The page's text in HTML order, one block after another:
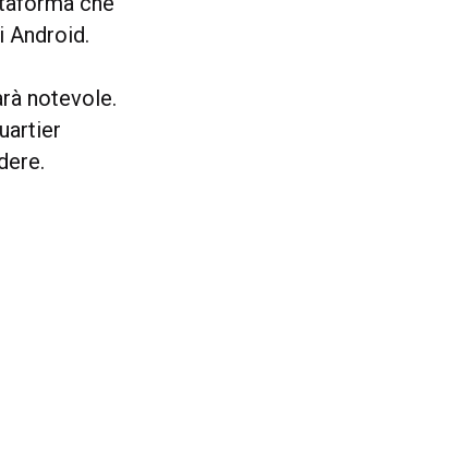
Android.
notevole.